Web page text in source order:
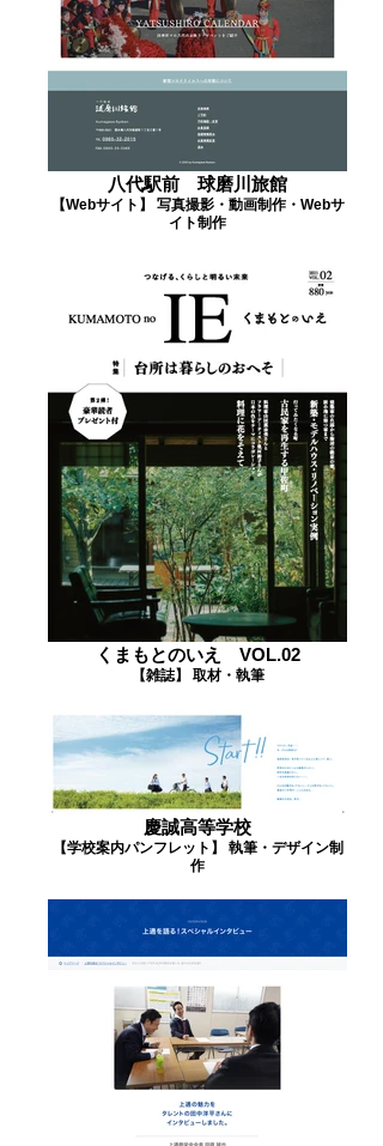
八代駅前 球磨川旅館
【Webサイト】 写真撮影・動画制作・Webサ
イト制作
くまもとのいえ VOL.02
【雑誌】 取材・執筆
慶誠高等学校
【学校案内パンフレット】 執筆・デザイン制
作